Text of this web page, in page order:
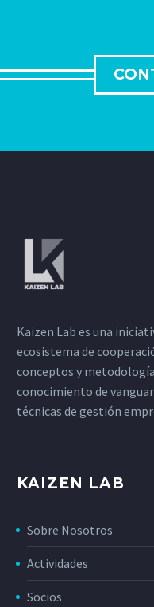
Kaizen Lab es una
ecosistema de
conceptos y
conocimiento de
técnicas de gestión
KAIZEN LAB
Sobre Nosotros
Actividades
Socios